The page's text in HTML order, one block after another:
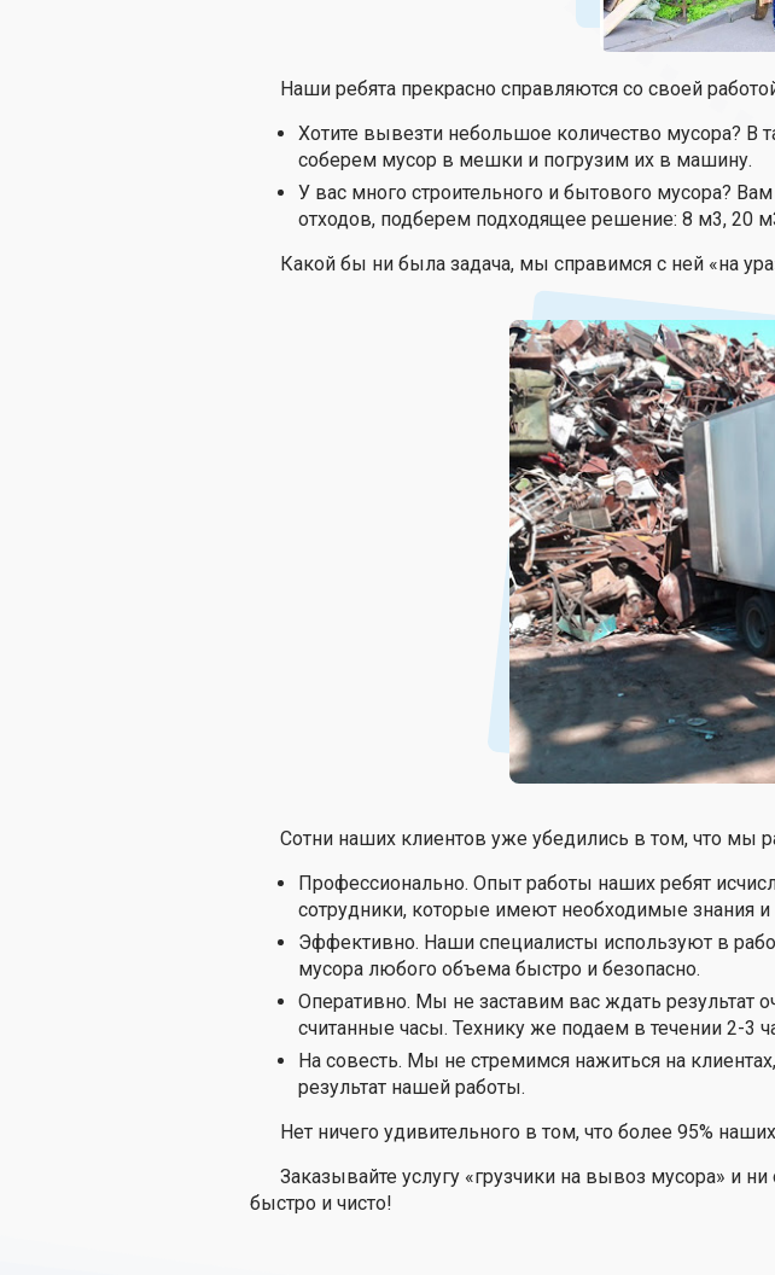
Наши ребята прекрасно справляются со своей
Хотите вывезти небольшое количество мусора? В
соберем мусор в мешки и погрузим их в машину.
У вас много строительного и бытового мусора?
отходов, подберем подходящее решение: 8 м3, 20
Какой бы ни была задача, мы справимся с ней «на
Сотни наших клиентов уже убедились в том, что мы
Профессионально. Опыт работы наших ребят
сотрудники, которые имеют необходимые знания
Эффективно. Наши специалисты используют в
мусора любого объема быстро и безопасно.
Оперативно. Мы не заставим вас ждать
считанные часы. Технику же подаем в течении 2-3
На совесть. Мы не стремимся нажиться на
результат нашей работы.
Нет ничего удивительного в том, что более 95%
Заказывайте услугу «грузчики на вывоз мусора» и
быстро и чисто!